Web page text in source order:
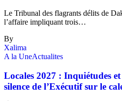
Le Tribunal des flagrants délits de
l’affaire impliquant trois…
By
Xalima
A la UneActualites
Locales 2027 : Inquiétudes et
silence de l’Exécutif sur le